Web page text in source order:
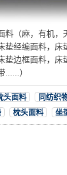
料（麻，有机，
垫经编面料，床
垫边框面料，床
......）
头面料 同纺织
枕头面料 坐